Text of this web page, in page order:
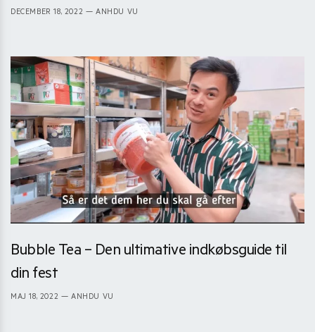
DECEMBER 18, 2022 — ANHDU VU
Bubble Tea – Den ultimative indkøbsguide til
din fest
MAJ 18, 2022 — ANHDU VU